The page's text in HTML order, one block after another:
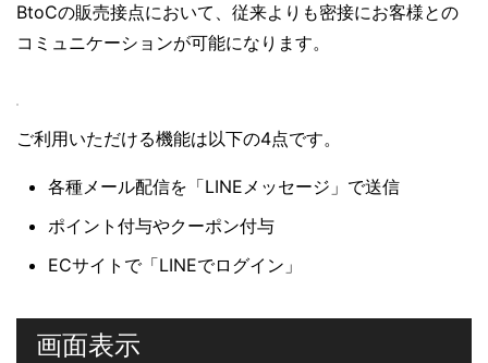
BtoCの販売接点において、従来よりも密接にお客様との
コミュニケーションが可能になります。
ご利用いただける機能は以下の4点です。
各種メール配信を「LINEメッセージ」で送信
ポイント付与やクーポン付与
ECサイトで「LINEでログイン」
画面表示